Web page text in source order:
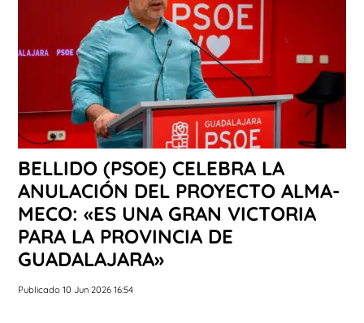
BELLIDO (PSOE) CELEBRA LA
ANULACIÓN DEL PROYECTO ALMA-
MECO: «ES UNA GRAN VICTORIA
PARA LA PROVINCIA DE
GUADALAJARA»
Publicado 10 Jun 2026 16:54